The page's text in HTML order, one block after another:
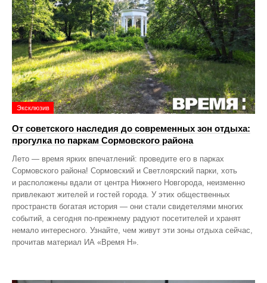
Эксклюзив
От советского наследия до современных зон отдыха:
прогулка по паркам Сормовского района
Лето — время ярких впечатлений: проведите его в парках
Сормовского района! Сормовский и Светлоярский парки, хоть
и расположены вдали от центра Нижнего Новгорода, неизменно
привлекают жителей и гостей города. У этих общественных
пространств богатая история — они стали свидетелями многих
событий, а сегодня по‑прежнему радуют посетителей и хранят
немало интересного. Узнайте, чем живут эти зоны отдыха сейчас,
прочитав материал ИА «Время Н».